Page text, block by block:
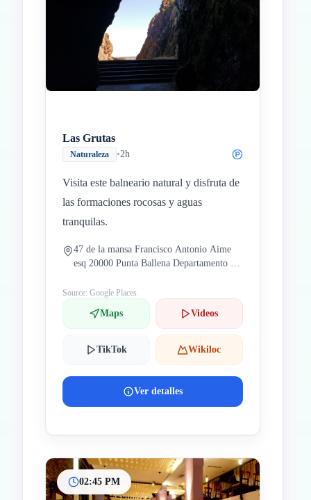
Las Grutas
Naturaleza •2h
Visita este balneario natural y disfruta de
las formaciones rocosas y aguas
tranquilas.
47 de la mansa Francisco Antonio Aime
esq 20000 Punta Ballena Departamento de
Source: Google Places
Maps Videos
TikTok Wikiloc
Ver detalles
02:45 PM